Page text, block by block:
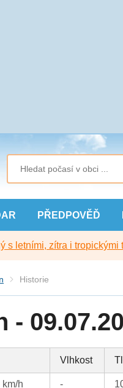
PŘEDPOVĚĎ
s letními, zítra i tropickými
Historie
-
Vlhkost
km/h -